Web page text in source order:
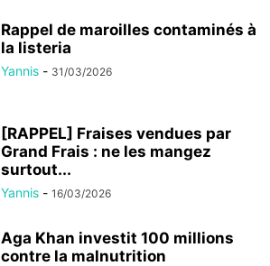
Rappel de maroilles contaminés à
la listeria
Yannis - 31/03/2026
[RAPPEL] Fraises vendues par
Grand Frais : ne les mangez
surtout...
Yannis - 16/03/2026
Aga Khan investit 100 millions
contre la malnutrition